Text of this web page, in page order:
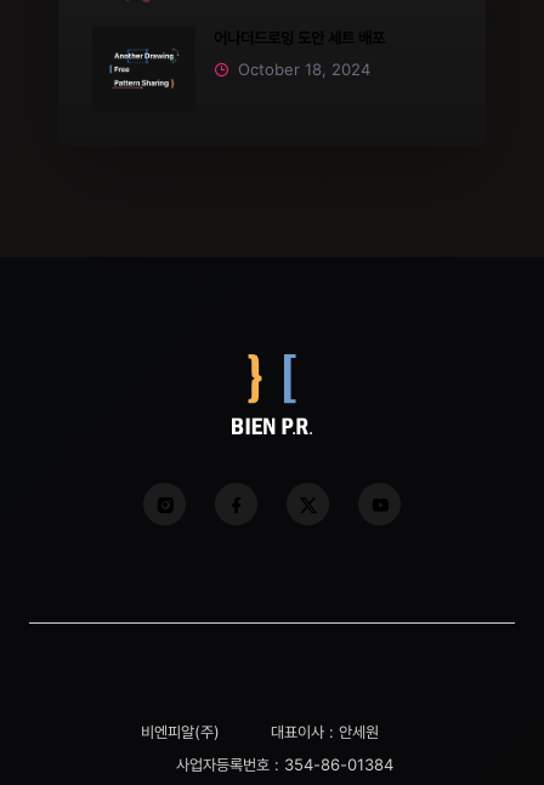
October 18, 2024
비엔피알(주)
대표이사 : 안세원
사업자등록번호 : 354-86-01384